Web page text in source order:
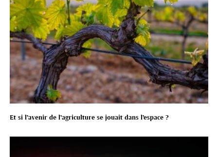
Et si l’avenir de l’agriculture se jouait dans l’espace ?